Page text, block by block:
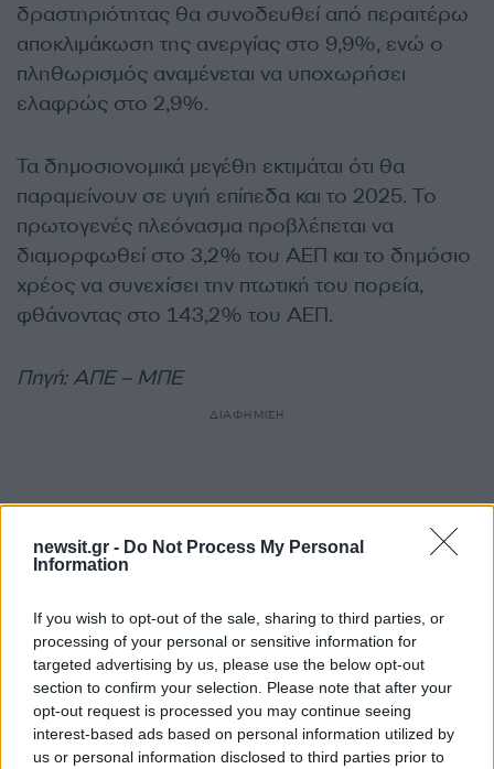
newsit.gr - Do Not Process My Personal
Information
If you wish to opt-out of the sale, sharing to third parties, or
processing of your personal or sensitive information for
targeted advertising by us, please use the below opt-out
section to confirm your selection. Please note that after your
opt-out request is processed you may continue seeing
interest-based ads based on personal information utilized by
us or personal information disclosed to third parties prior to
δραστηριότητας θα συνοδευθεί από περαιτέρω
αποκλιμάκωση της ανεργίας στο 9,9%, ενώ ο
πληθωρισμός αναμένεται να υποχωρήσει
ελαφρώς στο 2,9%.
Τα δημοσιονομικά μεγέθη εκτιμάται ότι θα
παραμείνουν σε υγιή επίπεδα και το 2025. Το
πρωτογενές πλεόνασμα προβλέπεται να
διαμορφωθεί στο 3,2% του ΑΕΠ και το δημόσιο
χρέος να συνεχίσει την πτωτική του πορεία,
φθάνοντας στο 143,2% του ΑΕΠ.
Πηγή: ΑΠΕ – ΜΠΕ
ΔΙΑΦΗΜΙΣΗ
Αν τα χάσατε